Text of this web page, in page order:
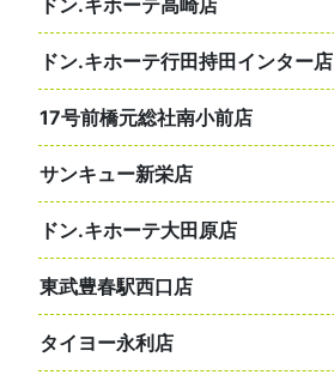
ドン.キホーテ行田持田インター店
17号前橋元総社南小前店
サンキュー新栄店
ドン.キホーテ大田原店
東武豊春駅西口店
タイヨー永利店